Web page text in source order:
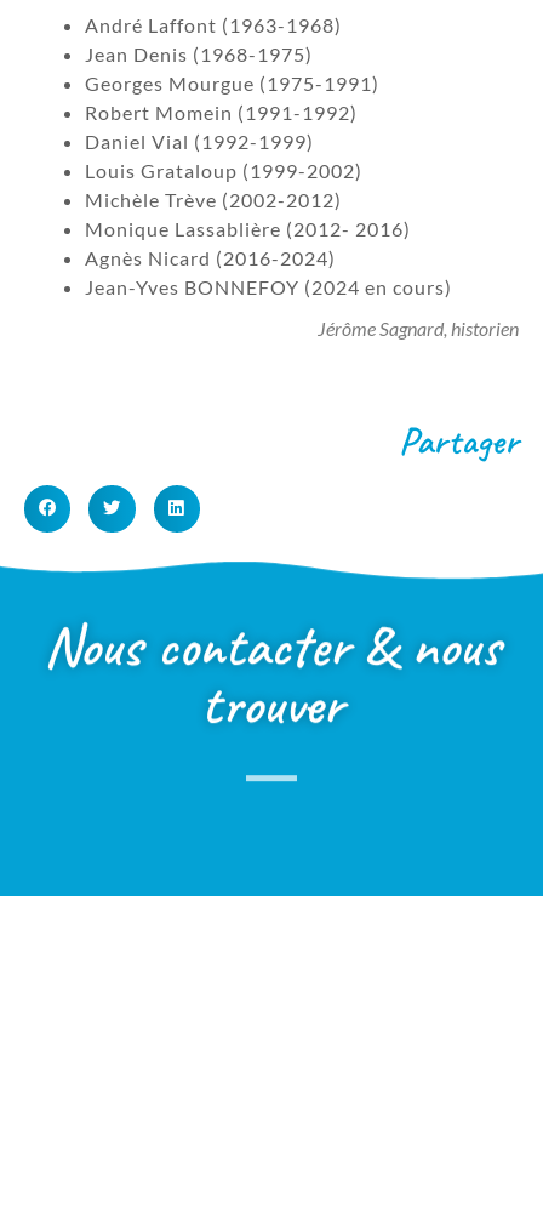
André Laffont (1963-1968)
Jean Denis (1968-1975)
Georges Mourgue (1975-1991)
Robert Momein (1991-1992)
Daniel Vial (1992-1999)
Louis Grataloup (1999-2002)
Michèle Trève (2002-2012)
Monique Lassablière (2012- 2016)
Agnès Nicard (2016-2024)
Jean-Yves BONNEFOY (2024 en cours)
Jérôme Sagnard, historien
Partager
Nous contacter & nous
trouver